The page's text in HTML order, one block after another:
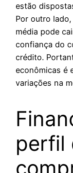
estão
Por outro
média pode
confiança do
crédito.
econômicas é
variações na
perfil